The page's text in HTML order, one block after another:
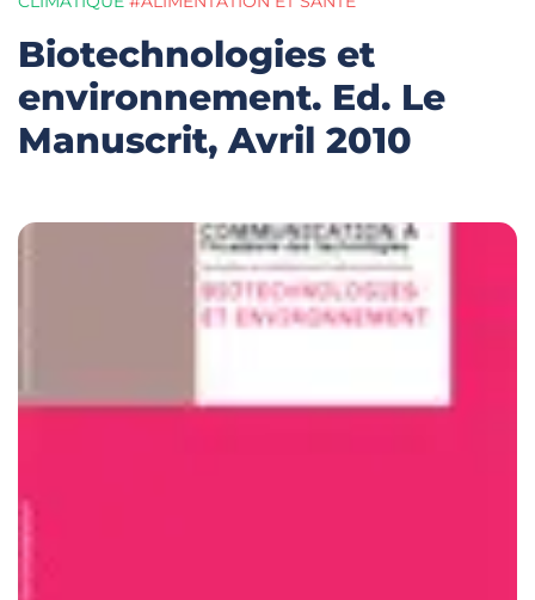
Biotechnologies et
environnement. Ed. Le
Manuscrit, Avril 2010